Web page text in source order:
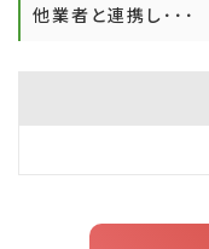
他業者と連携し･･･